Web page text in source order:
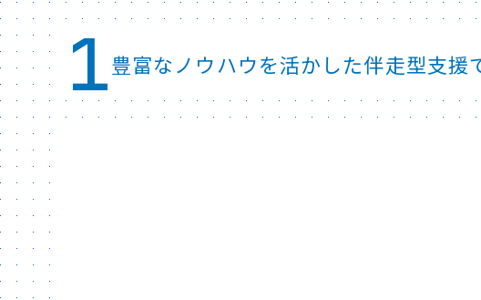
1豊富なノウハウを活かした伴走型支援